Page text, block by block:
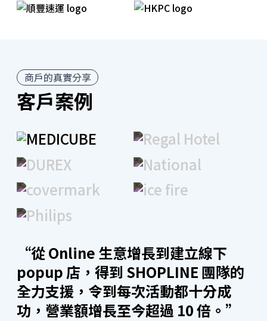
全渠道整合
直播購物
SHOPLINE 能串接 Facebook、Instagram、YouTube
Shopping 進行直播。另外更設有獨立直播間功能，只
要輸入關鍵字 +1 即可下單，做到看直播同時下單！從
開播到即時銷售成效分析，一站輕鬆處理，讓直播購物
零時差。另外，SHOPLINE 廣告團隊在直播期間亦會即
商戶的真實分享
客戶案例
“從 Online 生意增長到建立線下
popup 店，得到 SHOPLINE 團隊的
全力支援，令到每次活動都十分成
功，營業額增長至今超過 10 倍。”